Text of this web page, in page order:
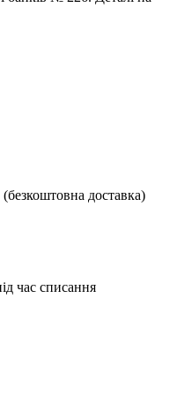
доставка)
час списання